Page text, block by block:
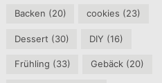
Backen (20) cookies (23)
Dessert (30) DIY (16)
Frühling (33) Gebäck (20)